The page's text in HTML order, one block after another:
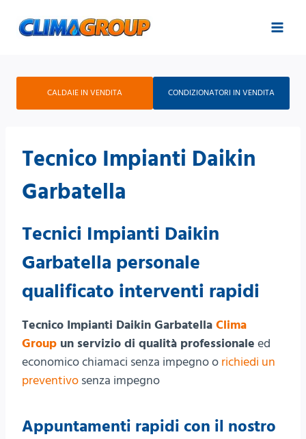
CALDAIE IN VENDITA CONDIZIONATORI IN VENDITA
Tecnico Impianti Daikin
Garbatella
Tecnici Impianti Daikin
Garbatella personale
qualificato interventi rapidi
Tecnico Impianti Daikin Garbatella Clima
Group un servizio di qualità professionale ed
economico chiamaci senza impegno o richiedi un
preventivo senza impegno
Appuntamenti rapidi con il nostro